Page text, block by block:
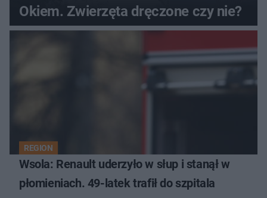
Okiem. Zwierzęta dręczone czy nie?
REGION
Wsola: Renault uderzyło w słup i stanął w
płomieniach. 49-latek trafił do szpitala